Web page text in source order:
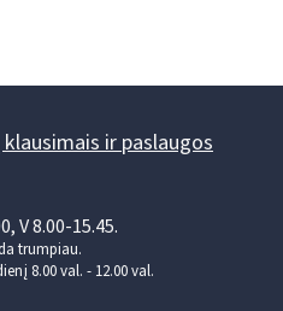
ir paslaugos
V 8.00-15.45.
trumpiau.
8.00 val. - 12.00 val.